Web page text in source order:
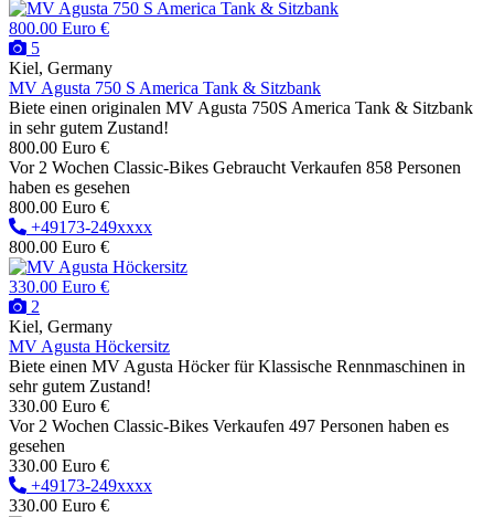
800.00 Euro €
5
Kiel, Germany
MV Agusta 750 S America Tank & Sitzbank
Biete einen originalen MV Agusta 750S America Tank & Sitzbank
in sehr gutem Zustand!
800.00 Euro €
Vor 2 Wochen Classic-Bikes Gebraucht Verkaufen 858 Personen
haben es gesehen
800.00 Euro €
+49173-249xxxx
800.00 Euro €
330.00 Euro €
2
Kiel, Germany
MV Agusta Höckersitz
Biete einen MV Agusta Höcker für Klassische Rennmaschinen in
sehr gutem Zustand!
330.00 Euro €
Vor 2 Wochen Classic-Bikes Verkaufen 497 Personen haben es
gesehen
330.00 Euro €
+49173-249xxxx
330.00 Euro €